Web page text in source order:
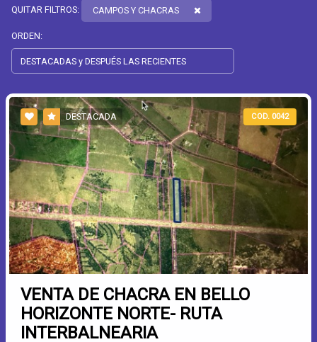
QUITAR FILTROS:
CAMPOS Y CHACRAS
ORDEN:
DESTACADA COD. 0042
VENTA DE CHACRA EN BELLO
HORIZONTE NORTE- RUTA
INTERBALNEARIA